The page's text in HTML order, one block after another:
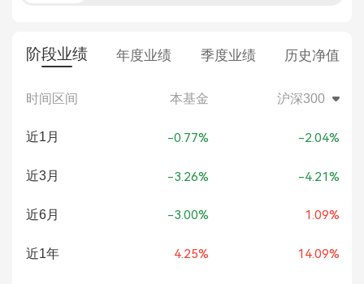
阶段业绩 年度业绩 季度业绩 历史净值
时间区间 本基金 沪深300
近1月 -0.77% -2.04%
近3月 -3.26% -4.21%
近6月 -3.00% 1.09%
近1年 4.25% 14.09%